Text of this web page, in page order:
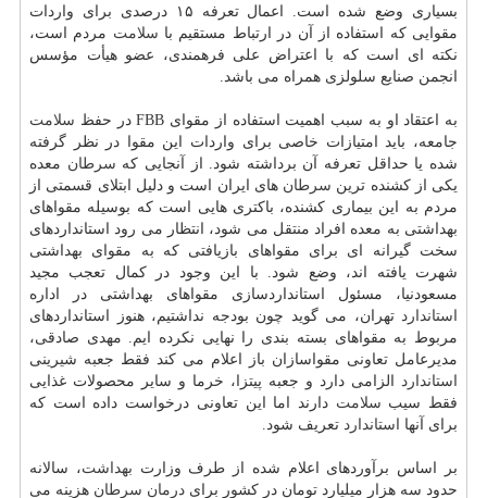
بسیاری وضع شده است. اعمال تعرفه ۱۵ درصدی برای واردات
مقوایی كه استفاده از آن در ارتباط مستقیم با سلامت مردم است،
نكته ای است كه با اعتراض علی فرهمندی، عضو هیأت مؤسس
انجمن صنایع سلولزی همراه می باشد.
به اعتقاد او به سبب اهمیت استفاده از مقوای FBB در حفظ
سلامت
جامعه، باید امتیازات خاصی برای واردات این مقوا در نظر گرفته
شده یا حداقل تعرفه آن برداشته شود. از آنجایی كه سرطان معده
یكی از كشنده ترین سرطان های ایران است و دلیل ابتلای قسمتی از
مردم به این بیماری كشنده، باكتری هایی است كه بوسیله مقواهای
بهداشتی به معده افراد منتقل می شود، انتظار می رود استانداردهای
سخت گیرانه ای برای مقواهای بازیافتی كه به مقوای بهداشتی
شهرت یافته اند، وضع شود. با این وجود در كمال تعجب مجید
مسعودنیا، مسئول استانداردسازی مقواهای بهداشتی در اداره
استاندارد تهران، می گوید چون بودجه نداشتیم، هنوز استانداردهای
مربوط به مقواهای بسته بندی را نهایی نكرده ایم. مهدی صادقی،
مدیرعامل تعاونی مقواسازان باز اعلام می كند فقط جعبه شیرینی
استاندارد الزامی دارد و جعبه پیتزا، خرما و سایر محصولات غذایی
فقط سیب سلامت دارند اما این تعاونی درخواست داده است كه
برای آنها
استاندارد تعریف شود.
بر اساس برآوردهای اعلام شده از طرف وزارت بهداشت، سالانه
حدود سه هزار میلیارد تومان در كشور برای درمان سرطان هزینه می